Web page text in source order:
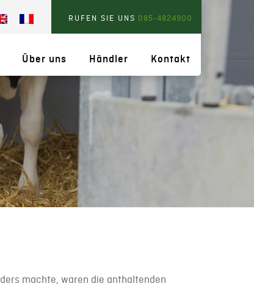
RUFEN SIE UNS 085-4824900
Über uns Händler Kontakt
machte, waren die anthaltenden